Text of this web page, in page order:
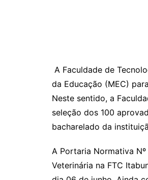
A Faculdade de
da Educação (MEC)
Neste sentido, a
seleção dos 100
bacharelado da
A Portaria Normativa
Veterinária na FTC